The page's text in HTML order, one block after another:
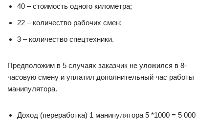
40 – стоимость одного километра;
22 – количество рабочих смен;
3 – количество спецтехники.
Предположим в 5 случаях заказчик не уложился в 8-
часовую смену и уплатил дополнительный час работы
манипулятора.
Доход (переработка) 1 манипулятора 5 *1000 = 5 000